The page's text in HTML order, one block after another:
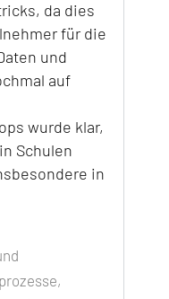
da dies
für die
und
auf
wurde klar,
Schulen
in